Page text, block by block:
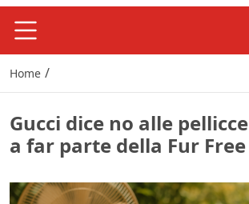
Home /
Gucci dice no alle
a far parte della Fur